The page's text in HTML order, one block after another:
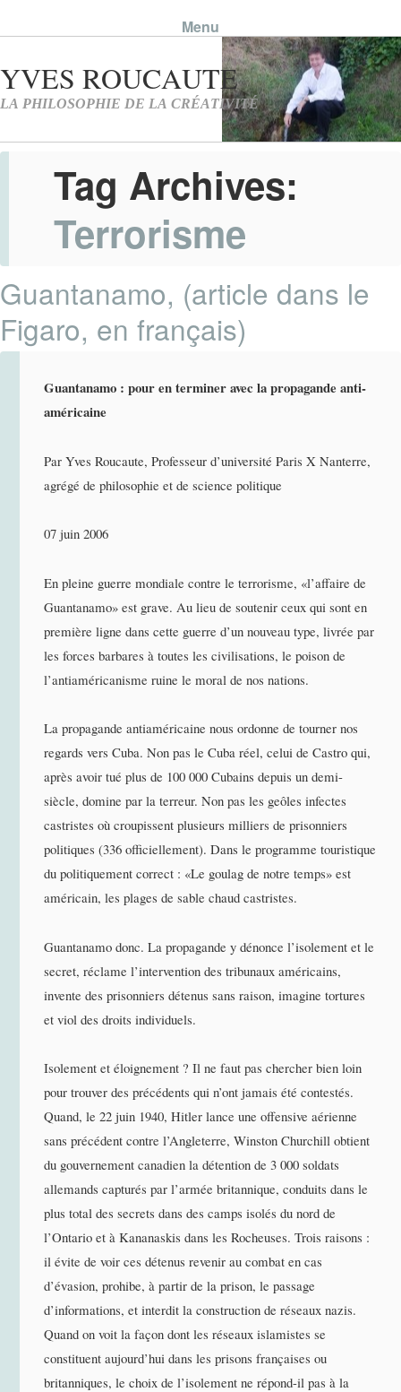
Menu
Skip to content
Tag Archives:
Terrorisme
Guantanamo, (article dans le
Figaro, en français)
Guantanamo : pour en terminer avec la propagande anti-
américaine
Par Yves Roucaute, Professeur d’université Paris X Nanterre,
agrégé de philosophie et de science politique
07 juin 2006
En pleine guerre mondiale contre le terrorisme, «l’affaire de
Guantanamo» est grave. Au lieu de soutenir ceux qui sont en
première ligne dans cette guerre d’un nouveau type, livrée par
les forces barbares à toutes les civilisations, le poison de
l’antiaméricanisme ruine le moral de nos nations.
La propagande antiaméricaine nous ordonne de tourner nos
regards vers Cuba. Non pas le Cuba réel, celui de Castro qui,
après avoir tué plus de 100 000 Cubains depuis un demi-
siècle, domine par la terreur. Non pas les geôles infectes
castristes où croupissent plusieurs milliers de prisonniers
politiques (336 officiellement). Dans le programme touristique
du politiquement correct : «Le goulag de notre temps» est
américain, les plages de sable chaud castristes.
Guantanamo donc. La propagande y dénonce l’isolement et le
secret, réclame l’intervention des tribunaux américains,
invente des prisonniers détenus sans raison, imagine tortures
et viol des droits individuels.
Isolement et éloignement ? Il ne faut pas chercher bien loin
pour trouver des précédents qui n’ont jamais été contestés.
Quand, le 22 juin 1940, Hitler lance une offensive aérienne
sans précédent contre l’Angleterre, Winston Churchill obtient
du gouvernement canadien la détention de 3 000 soldats
allemands capturés par l’armée britannique, conduits dans le
plus total des secrets dans des camps isolés du nord de
l’Ontario et à Kananaskis dans les Rocheuses. Trois raisons :
il évite de voir ces détenus revenir au combat en cas
d’évasion, prohibe, à partir de la prison, le passage
d’informations, et interdit la construction de réseaux nazis.
Quand on voit la façon dont les réseaux islamistes se
constituent aujourd’hui dans les prisons françaises ou
britanniques, le choix de l’isolement ne répond-il pas à la